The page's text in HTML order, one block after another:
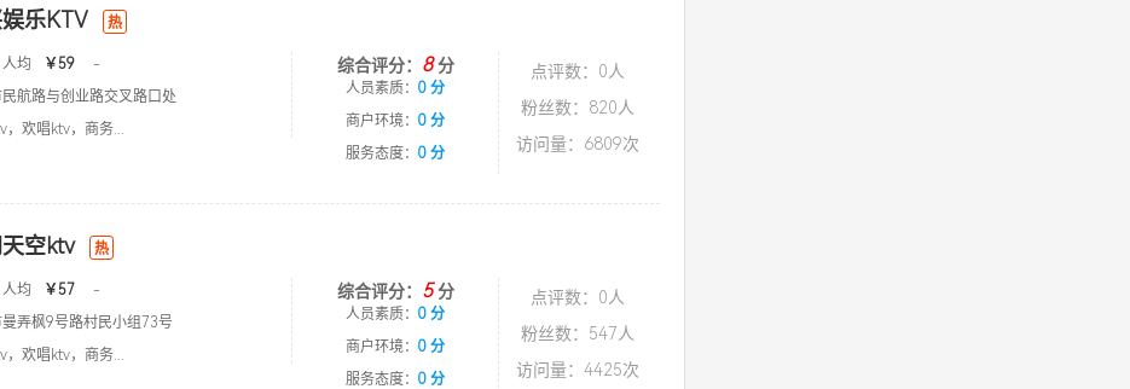
乐KTV 热
人均 ￥59
-
航路与创业路交叉路口处
，欢唱ktv，商务...
综合评分： 8分
人员素质： 0 分
商户环境： 0 分
服务态度： 0 分
点评数：0人
粉丝数：820人
访问量：6809次
空ktv 热
人均 ￥57
-
弄枫9号路村民小组73号
，欢唱ktv，商务...
综合评分： 5分
人员素质： 0 分
商户环境： 0 分
服务态度： 0 分
点评数：0人
粉丝数：547人
访问量：4425次